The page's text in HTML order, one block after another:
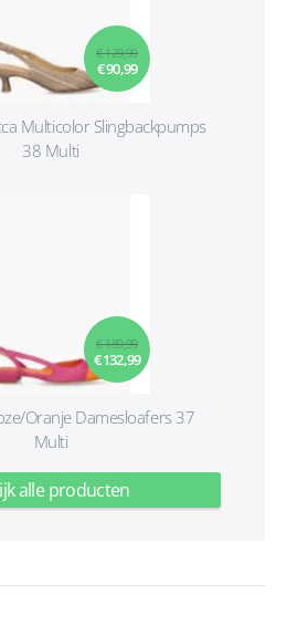
€ 129,99
€ 90,99
Multicolor Slingbackpumps
38 Multi
€ 189,99
€ 132,99
Oranje Damesloafers 37
Multi
alle producten